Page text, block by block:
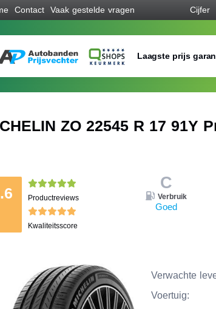
Contact Vaak gestelde vragen Cijfer
Laagste prijs
ZO 22545 R 17 91Y
Productreviews
Kwaliteitsscore
C
Verbruik
Goed
Verwachte
Voertuig: